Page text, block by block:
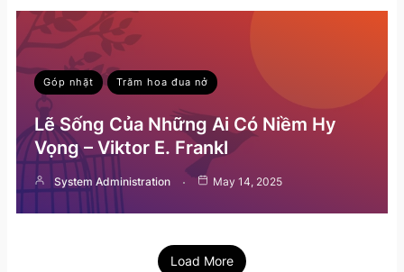
Góp nhặt Trăm hoa đua nở
Lẽ Sống Của Những Ai Có Niềm Hy
Vọng – Viktor E. Frankl
System Administration May 14, 2025
Load More